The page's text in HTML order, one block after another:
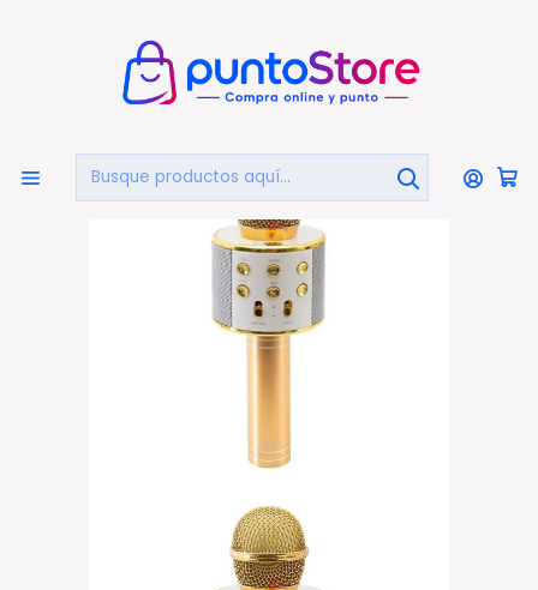
AUDIO Y VIDEO Audio Parlantes Portátiles
Micrófono Karaoke Bluetooth con Parlante - PS